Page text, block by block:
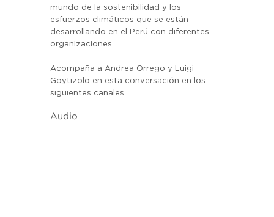
mundo de la sostenibilidad y los
esfuerzos climáticos que se están
desarrollando en el Perú con diferentes
organizaciones.
Acompaña a Andrea Orrego y Luigi
Goytizolo en esta conversación en los
siguientes canales.
Audio